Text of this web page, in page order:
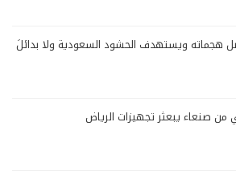
هجماته ويستهدف الحشود السعودية ولا بدائلَ
من صنعاء يبعثر تجهيزات الرياض